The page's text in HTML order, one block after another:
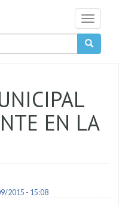
Toggle
EN LA
2015 - 15:08